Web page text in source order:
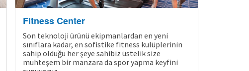
Fitness Center
Son teknoloji ürünü ekipmanlardan en yeni
sınıflara kadar, en sofistike fitness kulüplerinin
sahip olduğu her şeye sahibiz üstelik size
muhteşem bir manzara da spor yapma keyfini